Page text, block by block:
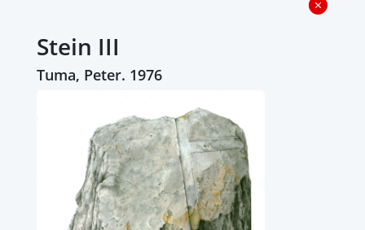
Stein III
Tuma, Peter. 1976